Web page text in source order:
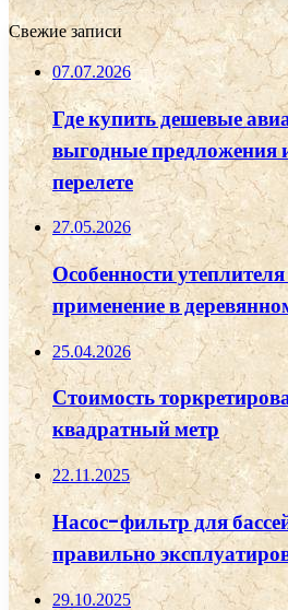
Свежие записи
07.07.2026
Где купить дешевые
выгодные предложения
перелете
27.05.2026
Особенности
применение в
25.04.2026
Стоимость
квадратный метр
22.11.2025
Насос-фильтр для
правильно
29.10.2025